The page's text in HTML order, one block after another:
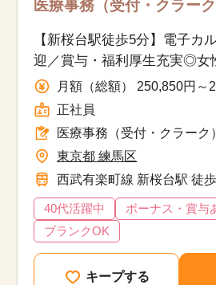
医療事務（受付・クラー
【新桜台駅徒歩5分】電子カ
迎／賞与・福利厚生充実◎女
務
月額（総額） 250,850円～
正社員
医療事務（受付・クラーク）
東京都 練馬区
西武有楽町線 新桜台駅 徒
40代活躍中 ボーナス・賞与
ブランクOK
キープする